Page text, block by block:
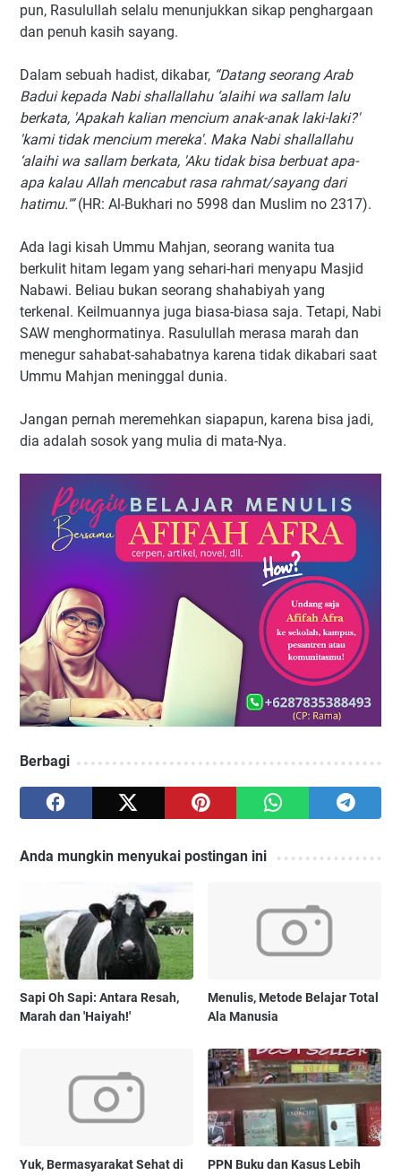
pun, Rasulullah selalu menunjukkan sikap penghargaan
dan penuh kasih sayang.
Dalam sebuah hadist, dikabar, “Datang seorang Arab
Badui kepada Nabi shallallahu ‘alaihi wa sallam lalu
berkata, 'Apakah kalian mencium anak-anak laki-laki?'
'kami tidak mencium mereka'. Maka Nabi shallallahu
‘alaihi wa sallam berkata, 'Aku tidak bisa berbuat apa-
apa kalau Allah mencabut rasa rahmat/sayang dari
hatimu.'”(HR: Al-Bukhari no 5998 dan Muslim no 2317).
Ada lagi kisah Ummu Mahjan, seorang wanita tua
berkulit hitam legam yang sehari-hari menyapu Masjid
Nabawi. Beliau bukan seorang shahabiyah yang
terkenal. Keilmuannya juga biasa-biasa saja. Tetapi, Nabi
SAW menghormatinya. Rasulullah merasa marah dan
menegur sahabat-sahabatnya karena tidak dikabari saat
Ummu Mahjan meninggal dunia.
Jangan pernah meremehkan siapapun, karena bisa jadi,
dia adalah sosok yang mulia di mata-Nya.
Berbagi
Anda mungkin menyukai postingan ini
Sapi Oh Sapi: Antara Resah,
Marah dan 'Haiyah!'
Menulis, Metode Belajar Total
Ala Manusia
Yuk, Bermasyarakat Sehat di PPN Buku dan Kasus Lebih